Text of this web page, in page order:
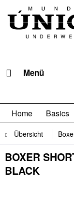
Menü
Home Basics
Übersicht
BOXER
BLACK